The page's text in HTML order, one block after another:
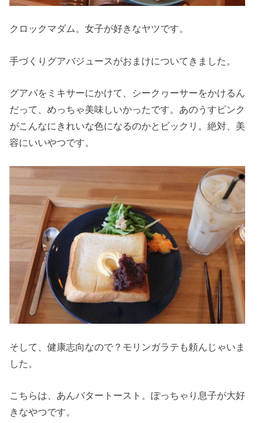
クロックマダム。女子が好きなヤツです。
手づくりグアバジュースがおまけについてきました。
グアバをミキサーにかけて、シークヮーサーをかけるん
だって、めっちゃ美味しいかったです。あのうすピンク
がこんなにきれいな色になるのかとビックリ。絶対、美
容にいいやつです。
そして、健康志向なので？モリンガラテも頼んじゃいま
した。
こちらは、あんバタートースト。ぽっちゃり息子が大好
きなやつです。